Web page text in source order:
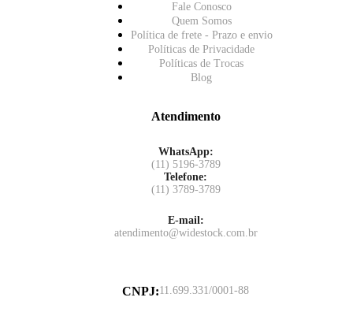
Fale Conosco
Quem Somos
Política de frete - Prazo e envio
Políticas de Privacidade
Políticas de Trocas
Blog
Atendimento
WhatsApp:
(11) 5196-3789
Telefone:
(11) 3789-3789
E-mail:
atendimento@widestock.com.br
CNPJ:11.699.331/0001-88